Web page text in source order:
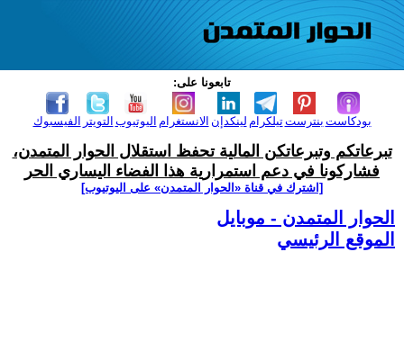
تابعونا على:
الفيسبوك التويتر اليوتيوب الانستغرام لينكدإن تيلكرامبنترست بودكاست
تبرعاتكم وتبرعاتكن المالية تحفظ استقلال الحوار المتمدن،
فشاركونا في دعم استمرارية هذا الفضاء اليساري الحر
[اشترك في قناة ‫«الحوار المتمدن» على اليوتيوب]
الحوار المتمدن - موبايل
الموقع الرئيسي